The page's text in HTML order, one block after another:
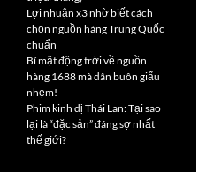
Lợi nhuận x3 nhờ biết cách
chọn nguồn hàng Trung Quốc
chuẩn
Bí mật động trời về nguồn
hàng 1688 mà dân buôn giấu
nhẹm!
Phim kinh dị Thái Lan: Tại sao
lại là “đặc sản” đáng sợ nhất
thế giới?